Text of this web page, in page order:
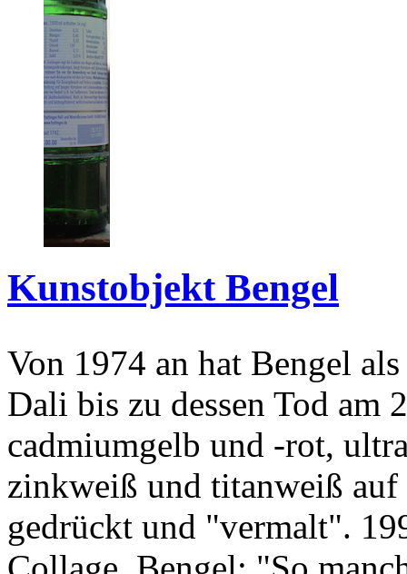
Kunstobjekt Bengel
Von 1974 an hat Bengel
Dali bis zu dessen Tod am
cadmiumgelb und -rot,
zinkweiß und titanweiß
gedrückt und "vermalt".